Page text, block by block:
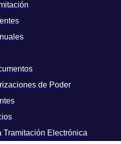
de Poder
Tramitación Electrónica